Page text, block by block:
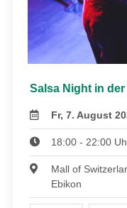
Salsa Night in
Fr, 7. August
18:00 - 22:00
Mall of
Ebikon